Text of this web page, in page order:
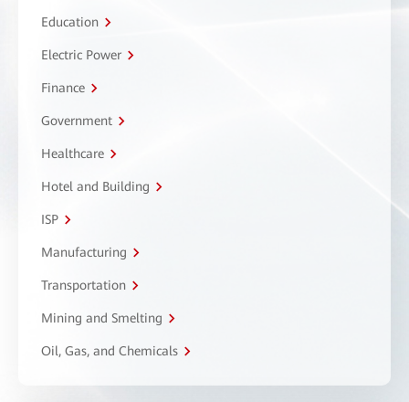
Education
Electric Power
Finance
Government
Healthcare
Hotel and Building
ISP
Manufacturing
Transportation
Mining and Smelting
Oil, Gas, and Chemicals